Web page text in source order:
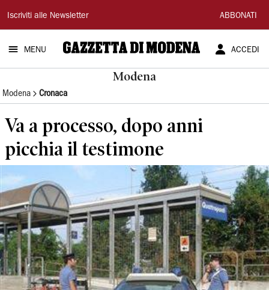
Gazzetta
di
Modena
Iscriviti alle Newsletter ABBONATI
MENU ACCEDI
Modena
Modena Cronaca
Va a processo, dopo anni
picchia il testimone